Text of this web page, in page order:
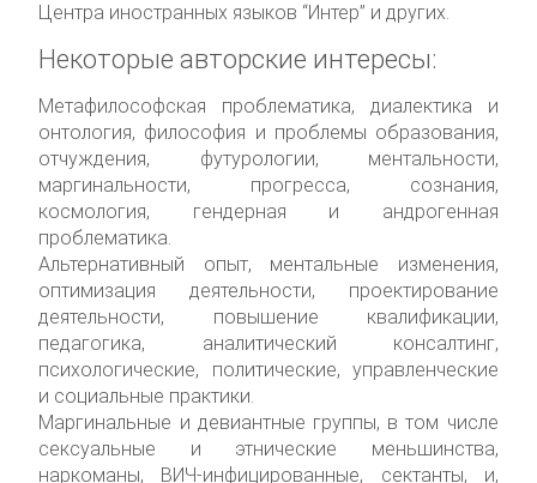
Центра иностранных языков “Интер” и других.
Некоторые авторские интересы:
Метафилософская проблематика, диалектика и
онтология, философия и проблемы образования,
отчуждения, футурологии, ментальности,
маргинальности, прогресса, сознания,
космология, гендерная и андрогенная
проблематика.
Альтернативный опыт, ментальные изменения,
оптимизация деятельности, проектирование
деятельности, повышение квалификации,
педагогика, аналитический консалтинг,
психологические, политические, управленческие
и социальные практики.
Маргинальные и девиантные группы, в том числе
сексуальные и этнические меньшинства,
наркоманы, ВИЧ-инфицированные, сектанты, и,